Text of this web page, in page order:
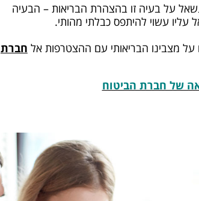
על בעיה זו בהצהרת הבריאות – הבעיה
עשוי להיתפס כבלתי מהותי.
מצבינו הבריאותי עם ההצטרפות אל חברת
של חברת הביטוח